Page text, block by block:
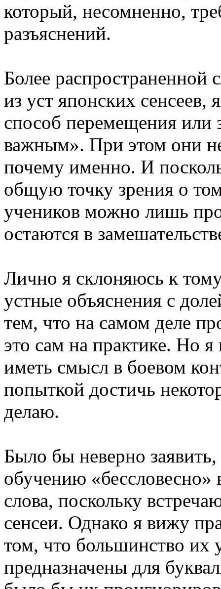
который, несомненно,
разъяснений.
Более распространенной
из уст японских
способ перемещения или
важным». При этом они
почему именно. И
общую точку зрения о
учеников можно лишь
остаются в
Лично я склоняюсь к
устные объяснения с
тем, что на самом деле
это сам на практике. Но
иметь смысл в боевом
попыткой достичь
делаю.
Было бы неверно
обучению «бессловесно»
слова, поскольку
сенсеи. Однако я вижу
том, что большинство их
предназначены для